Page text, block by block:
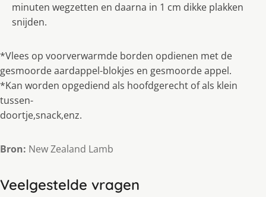
minuten wegzetten en daarna in 1 cm dikke plakken
snijden.
*Vlees op voorverwarmde borden opdienen met de
gesmoorde aardappel-blokjes en gesmoorde appel.
*Kan worden opgediend als hoofdgerecht of als klein
tussen-
doortje,snack,enz.
Bron: New Zealand Lamb
Veelgestelde vragen